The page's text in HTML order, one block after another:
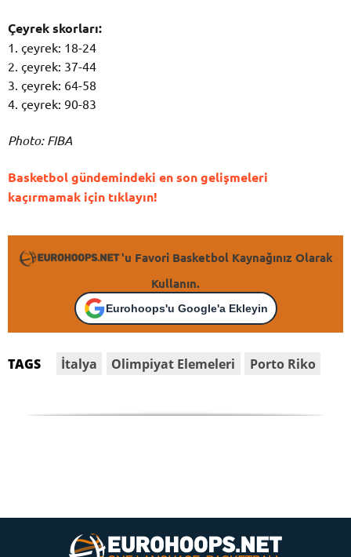
Çeyrek skorları:
1. çeyrek: 18-24
2. çeyrek: 37-44
3. çeyrek: 64-58
4. çeyrek: 90-83
Photo: FIBA
Basketbol gündemindeki en son gelişmeleri
kaçırmamak için tıklayın!
'u Favori Basketbol Kaynağınız Olarak
Kullanın.
Eurohoops'u Google'a Ekleyin
TAGS İtalya Olimpiyat Elemeleri Porto Riko